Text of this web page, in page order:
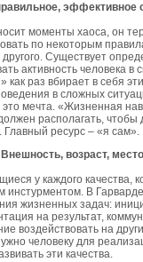
эффективное
моменты хаоса, он
по некоторым
Существует
активность человека в
как раз вбирает в себя
в сложных
мечта. «Жизненная
располагать, чтобы
Главный ресурс – «я сам».
возраст,
у каждого качества,
инстурментом. В
жизненных задач:
на результат,
воздействовать на
человеку для
эти качества.